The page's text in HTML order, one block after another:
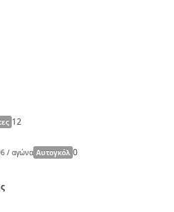
12
/ αγώνα Αυτογκόλ 0